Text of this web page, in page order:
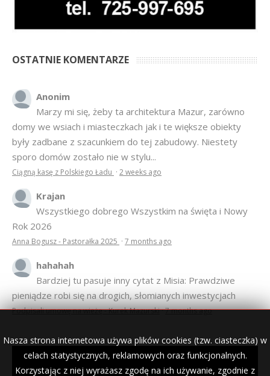
OSTATNIE KOMENTARZE
Anonim
Marzy mi się, żeby ta architektura Mazur, zarówno
domy we wsiach i miasteczkach jak i te większe obiekty
były zadbane z szacunkiem do tej zabudowy. Niestety
sporo domów zostało nie w stylu...
Ciągną kasę z Polskiego Ładu · 2 weeks ago
Krajan
Wszystkiego dobrego Wszystkim na święta i Nowy
Rok 2026
Anna Bogusz - Pastorałka 2025 · 7 months ago
hahahah
Bardziej tu pasuje inny cytat z Misia: Prawdziwe
pieniądze robi się na drogich, słomianych inwestycjach
Podpisali umowę na wieżę - Kurek Mazurski·7 months ago
Nasza strona internetowa używa plików cookies (tzw. ciasteczka) w
celach statystycznych, reklamowych oraz funkcjonalnych.
Korzystając z niej wyrażasz zgodę na ich używanie, zgodnie z
© 2007–2018 Kurek Mazurski — archiwalne wydania lokalnej